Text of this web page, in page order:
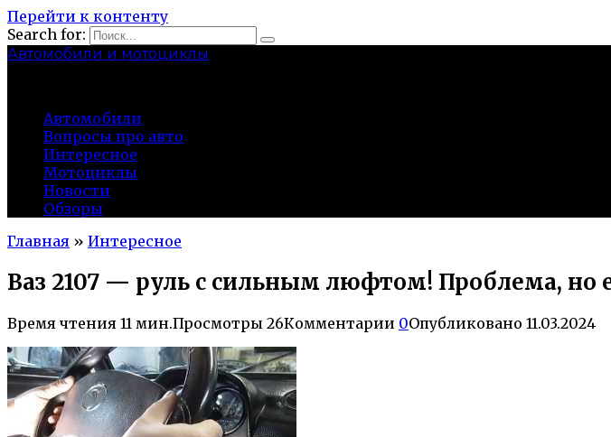
Перейти к контенту
Search for:
Автомобили и мотоциклы
Автомобили
Вопросы про авто
Интересное
Мотоциклы
Новости
Обзоры
Главная » Интересное
Ваз 2107 — руль с сильным люфтом! Проблема, но
Время чтения 11 мин.Просмотры 26Комментарии 0Опубликовано 11.03.2024